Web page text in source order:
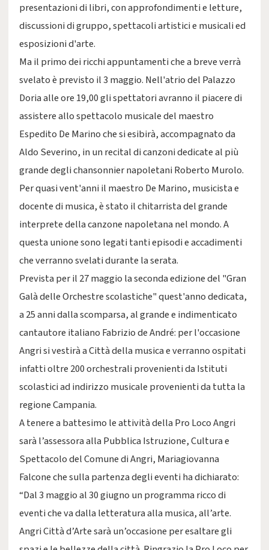
presentazioni di libri, con approfondimenti e letture,
discussioni di gruppo, spettacoli artistici e musicali ed
esposizioni d'arte.
Ma il primo dei ricchi appuntamenti che a breve verrà
svelato è previsto il 3 maggio. Nell'atrio del Palazzo
Doria alle ore 19,00 gli spettatori avranno il piacere di
assistere allo spettacolo musicale del maestro
Espedito De Marino che si esibirà, accompagnato da
Aldo Severino, in un recital di canzoni dedicate al più
grande degli chansonnier napoletani Roberto Murolo.
Per quasi vent'anni il maestro De Marino, musicista e
docente di musica, è stato il chitarrista del grande
interprete della canzone napoletana nel mondo. A
questa unione sono legati tanti episodi e accadimenti
che verranno svelati durante la serata.
Prevista per il 27 maggio la seconda edizione del "Gran
Galà delle Orchestre scolastiche" quest'anno dedicata,
a 25 anni dalla scomparsa, al grande e indimenticato
cantautore italiano Fabrizio de André: per l'occasione
Angri si vestirà a Città della musica e verranno ospitati
infatti oltre 200 orchestrali provenienti da Istituti
scolastici ad indirizzo musicale provenienti da tutta la
regione Campania.
A tenere a battesimo le attività della Pro Loco Angri
sarà l’assessora alla Pubblica Istruzione, Cultura e
Spettacolo del Comune di Angri, Mariagiovanna
Falcone che sulla partenza degli eventi ha dichiarato:
“Dal 3 maggio al 30 giugno un programma ricco di
eventi che va dalla letteratura alla musica, all’arte.
Angri Città d’Arte sarà un’occasione per esaltare gli